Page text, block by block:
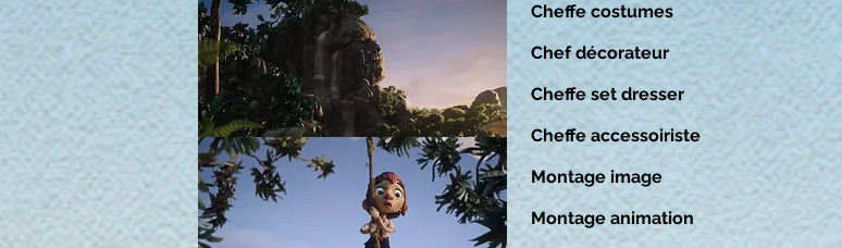
Cheffe costumes
Chef décorateur
Cheffe set dresser
Cheffe accessoiriste
Montage image
Montage animation